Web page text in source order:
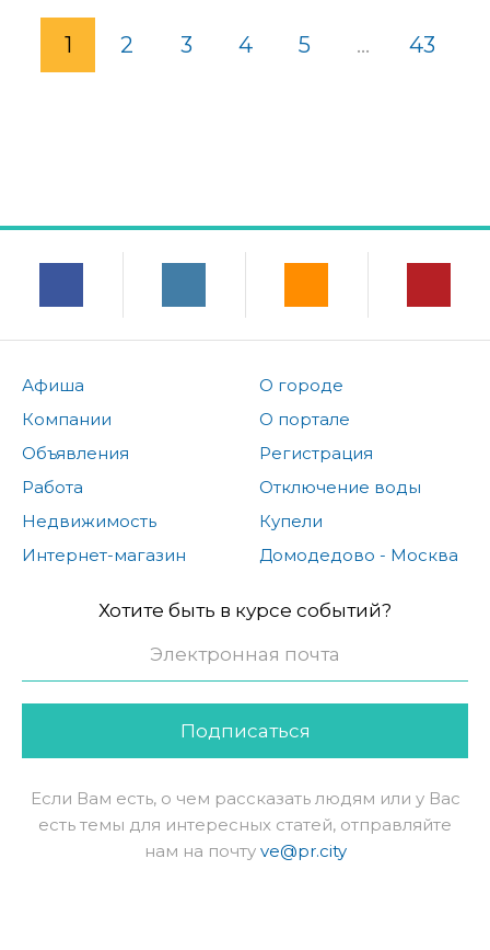
1 2 3 4 5 ... 43
Афиша
Компании
Объявления
Работа
Недвижимость
Интернет-магазин
О городе
О портале
Регистрация
Отключение воды
Купели
Домодедово - Москва
Хотите быть в курсе событий?
Подписаться
Если Вам есть, о чем рассказать людям или у Вас
есть темы для интересных статей, отправляйте
нам на почту ve@pr.city